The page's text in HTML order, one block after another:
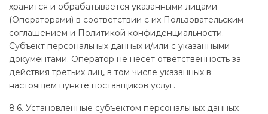
хранится и обрабатывается указанными лицами
(Операторами) в соответствии с их Пользовательским
соглашением и Политикой конфиденциальности.
Субъект персональных данных и/или с указанными
документами. Оператор не несет ответственность за
действия третьих лиц, в том числе указанных в
настоящем пункте поставщиков услуг.
8.6. Установленные субъектом персональных данных